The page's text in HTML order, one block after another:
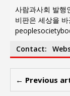
사람과사회 발행
비판은 세상을 바
Contact:
← Previous